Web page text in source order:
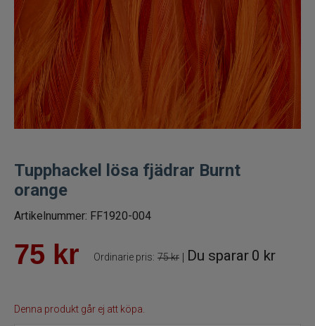
Rullar
Spön
Fiskeset
Fiskelinor
Småplock
Tillbehör
Bindtråd
Tupphackel lösa fjädrar Burnt
orange
Artikelnummer: FF1920-004
75 kr Ordinarie pris: 75 kr | Du sparar 0 kr
Denna produkt går ej att köpa.